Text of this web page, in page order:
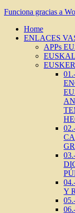
Funciona gracias a
Home
ENLACES
APPs
Y